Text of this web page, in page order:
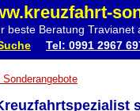
beste Beratung Travianet
Tel: 0991 2967